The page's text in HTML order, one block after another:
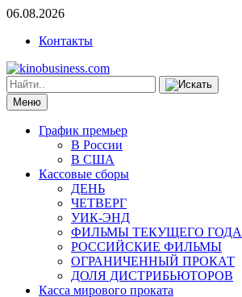
06.08.2026
Контакты
Меню
График премьер
В России
В США
Кассовые сборы
ДЕНЬ
ЧЕТВЕРГ
УИК-ЭНД
ФИЛЬМЫ ТЕКУЩЕГО ГОДА
РОССИЙСКИЕ ФИЛЬМЫ
ОГРАНИЧЕННЫЙ ПРОКАТ
ДОЛЯ ДИСТРИБЬЮТОРОВ
Касса мирового проката